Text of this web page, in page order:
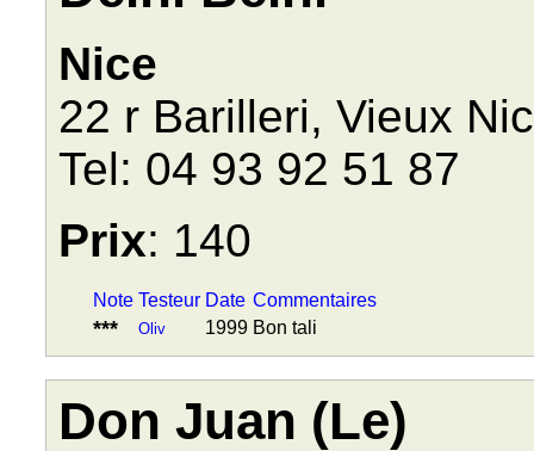
Nice
22 r Barilleri, Vieux
Tel: 04 93 92 51 87
Prix: 140
Note Testeur Date Commentaires
*** Oliv 1999 Bon tali
Don Juan (Le)